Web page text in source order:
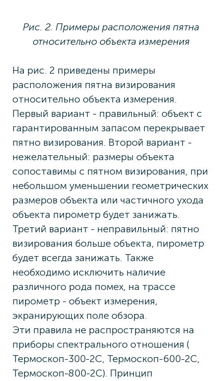
Рис. 2. Примеры расположения пятна
относительно объекта измерения
На рис. 2 приведены примеры
расположения пятна визирования
относительно объекта измерения.
Первый вариант - правильный: объект с
гарантированным запасом перекрывает
пятно визирования. Второй вариант -
нежелательный: размеры объекта
сопоставимы с пятном визирования, при
небольшом уменьшении геометрических
размеров объекта или частичного ухода
объекта пирометр будет занижать.
Третий вариант - неправильный: пятно
визирования больше объекта, пирометр
будет всегда занижать. Также
необходимо исключить наличие
различного рода помех, на трассе
пирометр - объект измерения,
экранирующих поле обзора.
Эти правила не распространяются на
приборы спектрального отношения (
Термоскоп-300-2С, Термоскоп-600-2С,
Термоскоп-800-2С). Принцип